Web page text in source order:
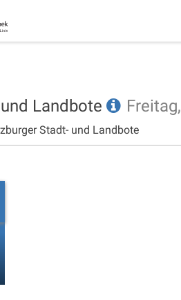
Landbote Freitag,
Stadt- und Landbote